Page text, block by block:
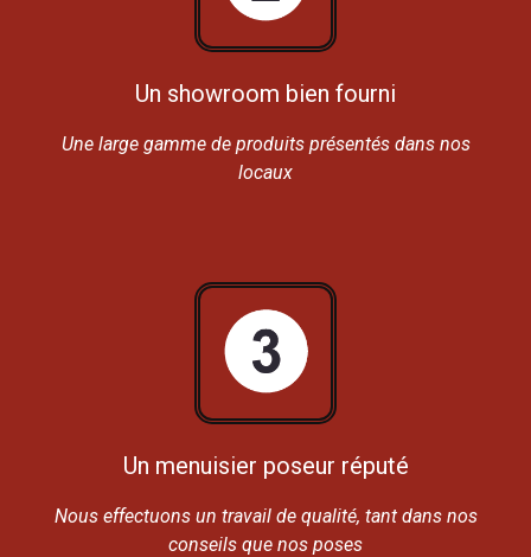
Un showroom bien fourni
Une large gamme de produits présentés dans nos
locaux
Un menuisier poseur réputé
Nous effectuons un travail de qualité, tant dans nos
conseils que nos poses